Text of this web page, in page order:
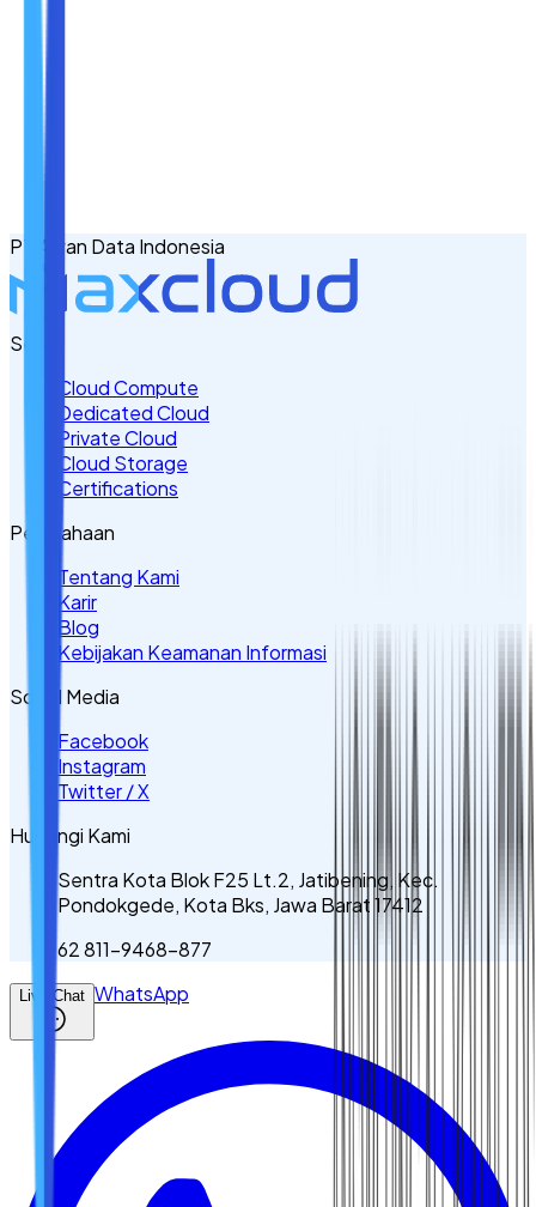
Nama
Email
No. Handphone
Tulis Kebutuhan Anda di Sini
PT Awan Data Indonesia
Servis
Cloud Compute
Dedicated Cloud
Private Cloud
Cloud Storage
Certifications
Perusahaan
Tentang Kami
Karir
Blog
Kebijakan Keamanan Informasi
Sosial Media
Facebook
Instagram
Twitter / X
Hubungi Kami
Sentra Kota Blok F25 Lt.2, Jatibening, Kec.
Pondokgede, Kota Bks, Jawa Barat 17412
62 811-9468-877
Live Chat WhatsApp